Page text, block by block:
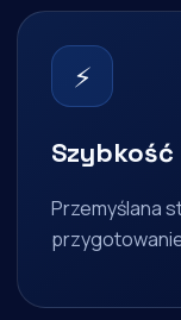
⚡
Szybkość
Przemyślana